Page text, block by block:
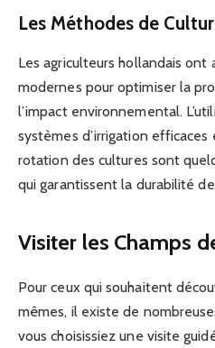
Les Méthodes de
Les agriculteurs hollandais ont
modernes pour optimiser la
l’impact environnemental.
systèmes d’irrigation
rotation des cultures sont
qui garantissent la durabilité
Visiter les Champs
Pour ceux qui souhaitent
mêmes, il existe de
vous choisissiez une visite